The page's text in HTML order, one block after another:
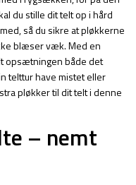
du stille dit telt op i hård
så du sikre at pløkkerne
blæser væk. Med en
opsætningen både det
telttur have mistet eller
pløkker til dit telt i denne
– nemt